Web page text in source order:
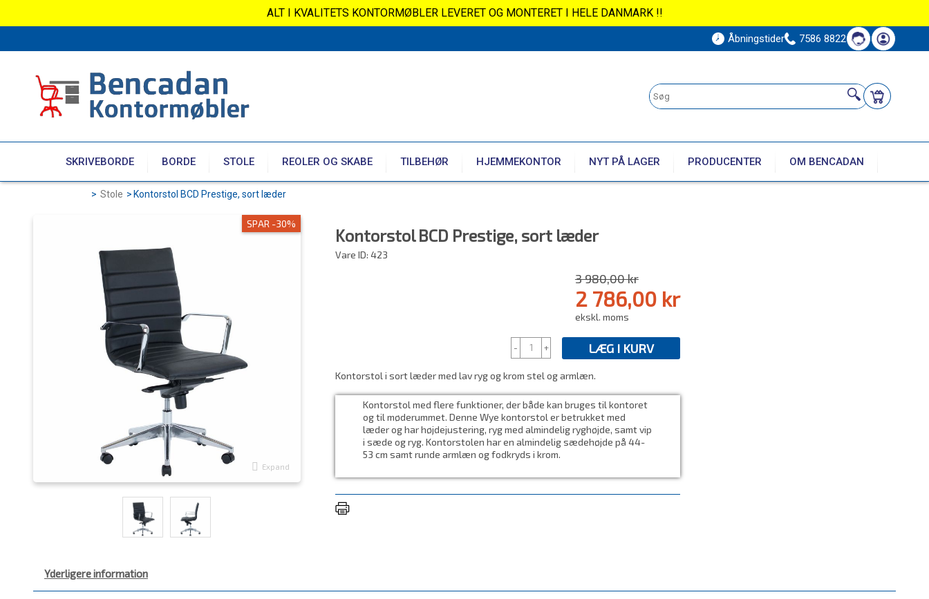
ALT I KVALITETS KONTORMØBLER LEVERET OG MONTERET I HELE DANMARK !!
Åbningstider 7586 8822
SKRIVEBORDE BORDE STOLE REOLER OG SKABE TILBEHØR HJEMMEKONTOR NYT PÅ LAGER PRODUCENTER OM BENCADAN
> Stole > Kontorstol BCD Prestige, sort læder
SPAR -30%
Expand
Kontorstol BCD Prestige, sort læder
Vare ID: 423
3 980,00 kr
2 786,00 kr
ekskl. moms
- + LÆG I KURV
Kontorstol i sort læder med lav ryg og krom stel og armlæn.
Kontorstol med flere funktioner, der både kan bruges til kontoret
og til møderummet. Denne Wye kontorstol er betrukket med
læder og har højdejustering, ryg med almindelig ryghøjde, samt vip
i sæde og ryg. Kontorstolen har en almindelig sædehøjde på 44-
53 cm samt runde armlæn og fodkryds i krom.
Yderligere information